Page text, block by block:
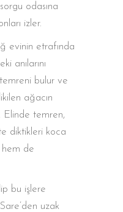
odasına
izler.
evinin etrafında
anılarını
temreni bulur ve
ağacın
Elinde temren,
diktikleri koca
de
bu işlere
uzak